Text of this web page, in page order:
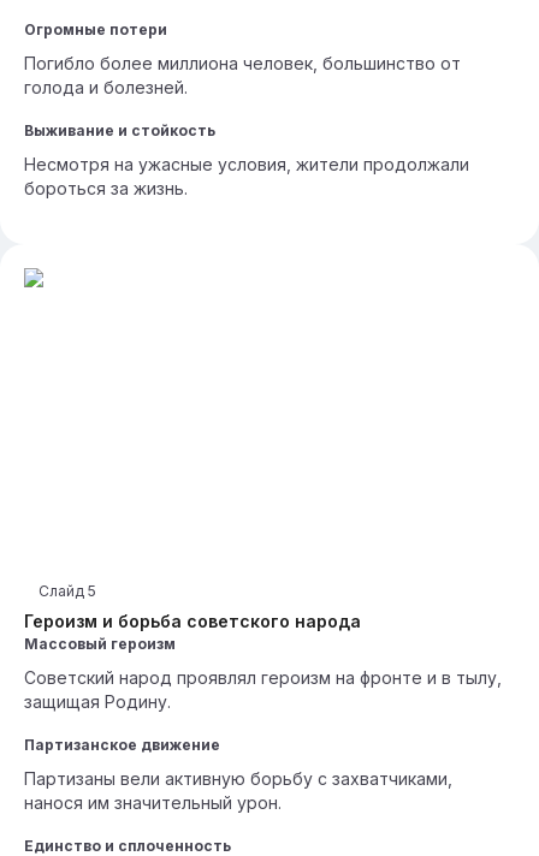
Огромные потери
Погибло более миллиона человек, большинство от
голода и болезней.
Выживание и стойкость
Несмотря на ужасные условия, жители продолжали
бороться за жизнь.
Героизм и борьба советского народа
Слайд 5
Массовый героизм
Советский народ проявлял героизм на фронте и в тылу,
защищая Родину.
Партизанское движение
Партизаны вели активную борьбу с захватчиками,
нанося им значительный урон.
Единство и сплоченность